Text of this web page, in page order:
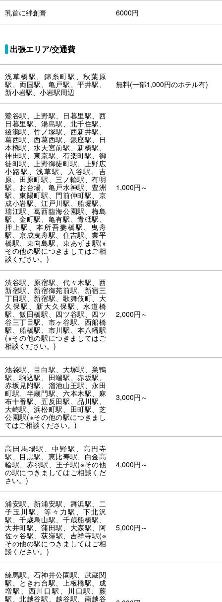
乳首に絆創膏 6000円
出張エリア/交通費
浅草橋駅、錦糸町駅、秋葉原
駅、両国駅、亀戸駅、平井駅、
新小岩駅、小岩駅周辺
無料(一部1,000円のホテル有)
鶯谷駅、上野駅、日暮里駅、西
日暮里駅、湯島駅、北千住駅、
綾瀬駅、竹ノ塚駅、西新井駅、
葛西駅、西葛西駅、銀座駅、日
本橋駅、水天宮前駅、新橋駅、
神田駅、東京駅、有楽町駅、御
徒町駅、上野御徒町駅、上野広
小路駅、浅草駅、入谷駅、吉
原、田原町駅、三ノ輪駅、有明
駅、お台場、亀戸水神駅、豊洲
駅、東陽町駅、門前仲町駅、京
成小岩駅、江戸川駅、船堀駅、
瑞江駅、葛西臨海公園駅、梅島
駅、金町駅、亀有駅、青砥駅、
押上駅、本所吾妻橋駅、曳舟
駅、京成曳舟駅、住吉駅、業平
橋駅、東向島駅、東あずま駅(※
その他の駅につきましてはご相
談ください。)
1,000円～
渋谷駅、原宿駅、代々木駅、西
新宿駅、新宿御苑前駅、新宿三
丁目駅、新宿駅、歌舞伎町、大
久保駅、新大久保駅、水道橋
駅、飯田橋駅、四ツ谷駅、四ツ
谷三丁目駅、市ヶ谷駅、西船橋
駅、船橋駅、市川駅、本八幡駅
(※その他の駅につきましてはご
相談ください。)
2,000円～
池袋駅、目白駅、大塚駅、巣鴨
駅、駒込駅、田端駅、赤坂駅、
赤坂見附駅、溜池山王駅、永田
町駅、半蔵門駅、六本木駅、麻
布十番駅、五反田駅、品川駅、
大崎駅、浜松町駅、田町駅、芝
公園駅(※その他の駅につきまし
てはご相談ください。)
3,000円～
高田馬場駅、中野駅、高円寺
駅、目黒駅、恵比寿駅、白金高
輪駅、赤羽駅、王子駅(※その他
の駅につきましてはご相談くだ
さい。)
4,000円～
浦安駅、新浦安駅、舞浜駅、二
子玉川駅、等々力駅、下北沢
駅、千歳烏山駅、千歳船橋駅、
大井町駅、蒲田駅、大森駅、阿
佐ヶ谷駅、荻窪駅、吉祥寺駅(※
その他の駅につきましてはご相
談ください。)
5,000円～
練馬駅、石神井公園駅、武蔵関
駅、ときわ台駅、上板橋駅、成
増駅、西川口駅、川口駅、蕨
駅、北越谷駅、越谷駅、南越谷